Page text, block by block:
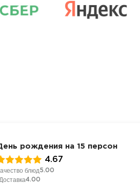
рождения на 15 персон
4.67
блюд5.00
Доставка4.00